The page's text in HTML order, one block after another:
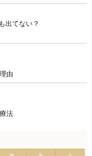
出てない？
由
法